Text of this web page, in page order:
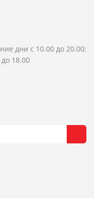
дни с 10.00 до 20.00;
18.00